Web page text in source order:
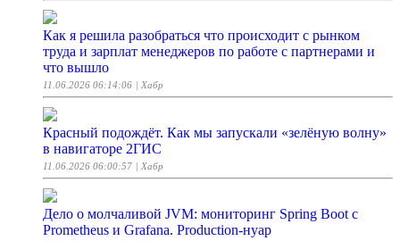
Как я решила разобраться что происходит с рынком
труда и зарплат менеджеров по работе с партнерами и
что вышло
11.06.2026 06:14:06 | Хабр
Красный подождёт. Как мы запускали «зелёную волну»
в навигаторе 2ГИС
11.06.2026 06:00:57 | Хабр
Дело о молчаливой JVM: мониторинг Spring Boot с
Prometheus и Grafana. Production-нуар